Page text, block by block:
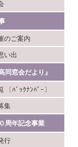
のご案内
い出
同窓会だより』
〔ﾊﾞｯｸﾅﾝﾊﾞｰ〕
集
周年記念事業
行